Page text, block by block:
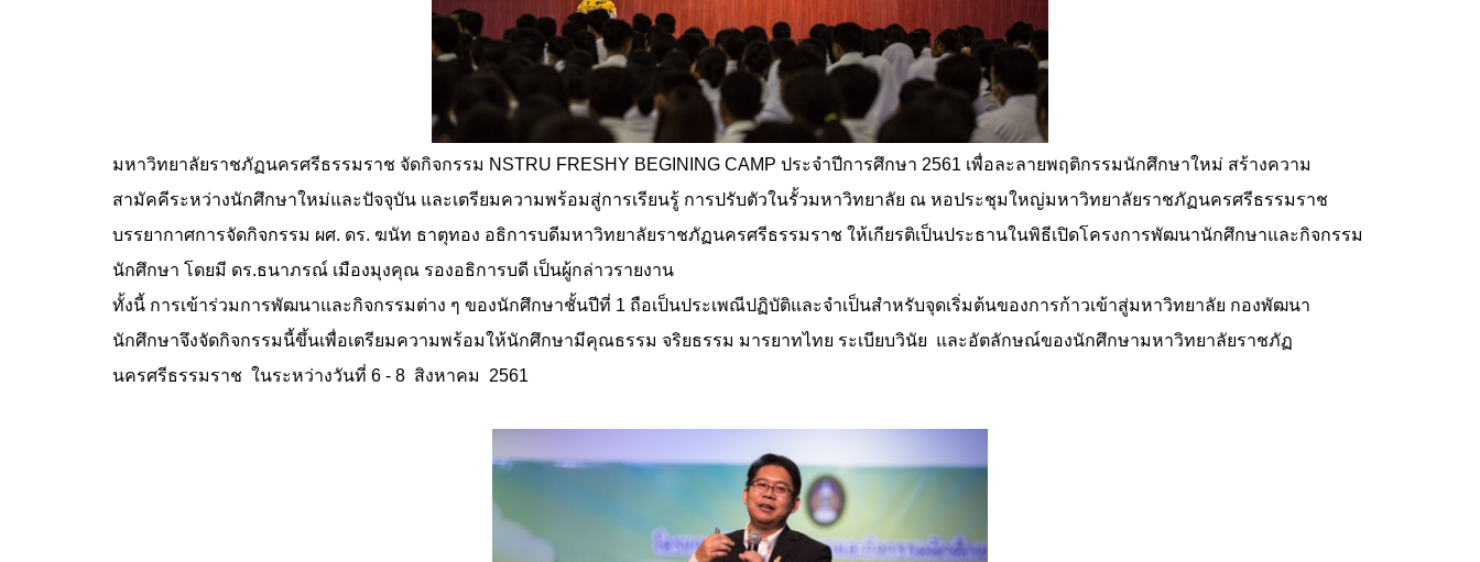
มหาวิทยาลัยราชภัฏนครศรีธรรมราช จัดกิจกรรม NSTRU FRESHY BEGINING CAMP ประจำปีการศึกษา 2561 เพื่อละลายพฤติกรรมนักศึกษาใหม่ สร้างความ
สามัคคีระหว่างนักศึกษาใหม่และปัจจุบัน และเตรียมความพร้อมสู่การเรียนรู้ การปรับตัวในรั้วมหาวิทยาลัย ณ หอประชุมใหญ่มหาวิทยาลัยราชภัฏนครศรีธรรมราช
บรรยากาศการจัดกิจกรรม ผศ. ดร. ฆนัท ธาตุทอง อธิการบดีมหาวิทยาลัยราชภัฏนครศรีธรรมราช ให้เกียรติเป็นประธานในพิธีเปิดโครงการพัฒนานักศึกษาและกิจกรรม
นักศึกษา โดยมี ดร.ธนาภรณ์ เมืองมุงคุณ รองอธิการบดี เป็นผู้กล่าวรายงาน
ทั้งนี้ การเข้าร่วมการพัฒนาและกิจกรรมต่าง ๆ ของนักศึกษาชั้นปีที่ 1 ถือเป็นประเพณีปฏิบัติและจำเป็นสำหรับจุดเริ่มต้นของการก้าวเข้าสู่มหาวิทยาลัย กองพัฒนา
นักศึกษาจึงจัดกิจกรรมนี้ขึ้นเพื่อเตรียมความพร้อมให้นักศึกษามีคุณธรรม จริยธรรม มารยาทไทย ระเบียบวินัย และอัตลักษณ์ของนักศึกษามหาวิทยาลัยราชภัฏ
นครศรีธรรมราช ในระหว่างวันที่ 6 - 8 สิงหาคม 2561